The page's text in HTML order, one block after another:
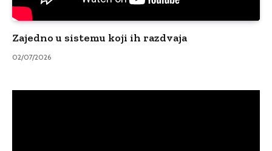
Zajedno u sistemu koji ih razdvaja
02/07/2026